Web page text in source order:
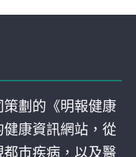
劃的《明報健康
康資訊網站，從
巿疾病，以及醫